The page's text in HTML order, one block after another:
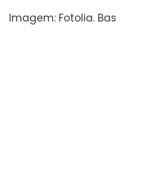
Imagem: Fotolia. Bas